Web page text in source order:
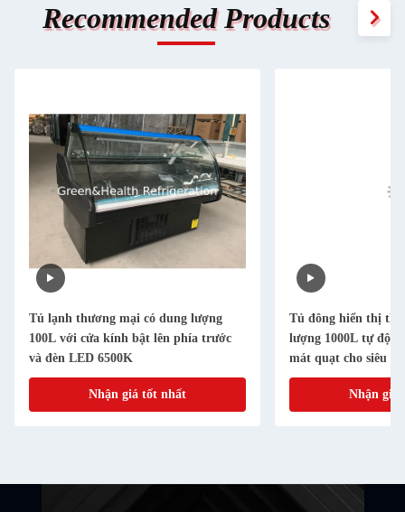
Recommended Products
Tủ lạnh thương mại có dung lượng
100L với cửa kính bật lên phía trước
và đèn LED 6500K
Nhận giá tốt nhất
Tủ đông hiển thị
lượng 1000L tự
mát quạt cho siêu thị
Nhận giá